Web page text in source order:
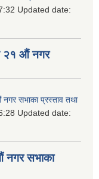
Updated date:
२१ औं नगर
सभाका प्रस्ताव तथा
Updated date:
नगर सभाका